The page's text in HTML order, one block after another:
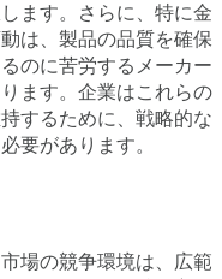
ます。さらに、特に金
は、製品の品質を確保
のに苦労するメーカー
ます。企業はこれらの
するために、戦略的な
要があります。
場の競争環境は、広範